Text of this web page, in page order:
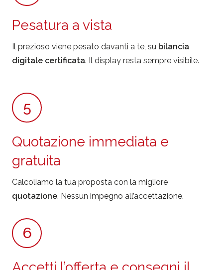
Pesatura a vista
Il prezioso viene pesato davanti a te, su bilancia
digitale certificata. Il display resta sempre visibile.
5
Quotazione immediata e
gratuita
Calcoliamo la tua proposta con la migliore
quotazione. Nessun impegno all’accettazione.
6